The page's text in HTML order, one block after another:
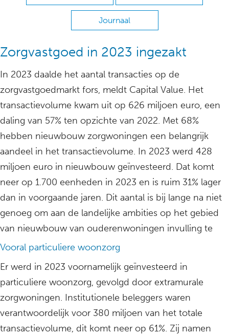
Journaal
Zorgvastgoed in 2023 ingezakt
In 2023 daalde het aantal transacties op de
zorgvastgoedmarkt fors, meldt Capital Value. Het
transactievolume kwam uit op 626 miljoen euro, een
daling van 57% ten opzichte van 2022. Met 68%
hebben nieuwbouw zorgwoningen een belangrijk
aandeel in het transactievolume. In 2023 werd 428
miljoen euro in nieuwbouw geïnvesteerd. Dat komt
neer op 1.700 eenheden in 2023 en is ruim 31% lager
dan in voorgaande jaren. Dit aantal is bij lange na niet
genoeg om aan de landelijke ambities op het gebied
van nieuwbouw van ouderenwoningen invulling te
Vooral particuliere woonzorg
Er werd in 2023 voornamelijk geïnvesteerd in
particuliere woonzorg, gevolgd door extramurale
zorgwoningen. Institutionele beleggers waren
verantwoordelijk voor 380 miljoen van het totale
transactievolume, dit komt neer op 61%. Zij namen